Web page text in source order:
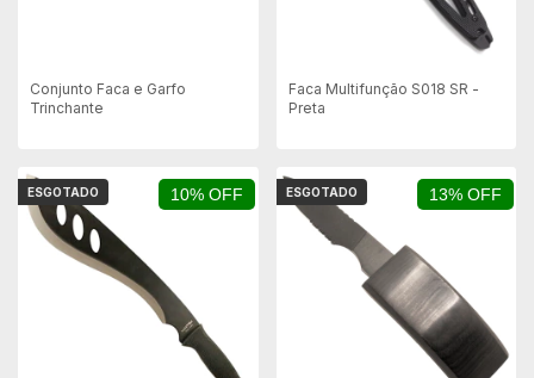
Conjunto Faca e Garfo
Trinchante
Faca Multifunção S018 SR -
Preta
10% OFF
ESGOTADO 13% OFF
ESGOTADO